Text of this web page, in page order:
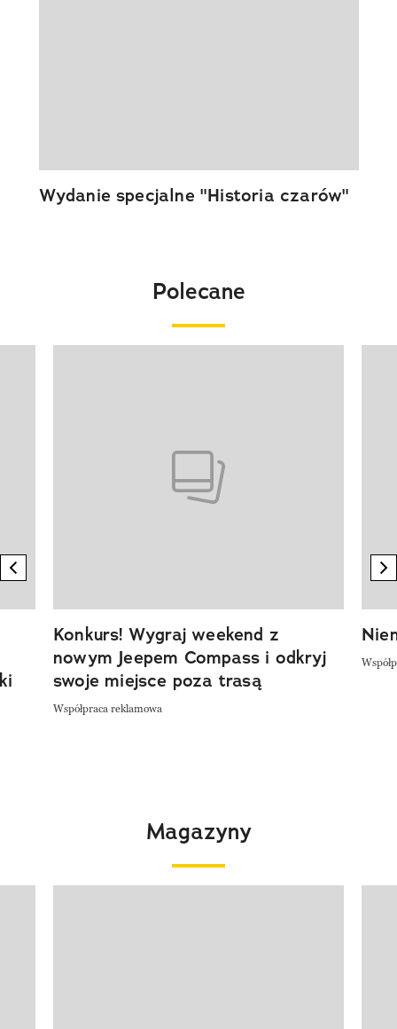
Wydanie specjalne "Historia czarów"
Polecane
previous element
Konkurs! Wygraj weekend z
nowym Jeepem Compass i odkryj
swoje miejsce poza trasą
Współpraca reklamowa
Magazyny